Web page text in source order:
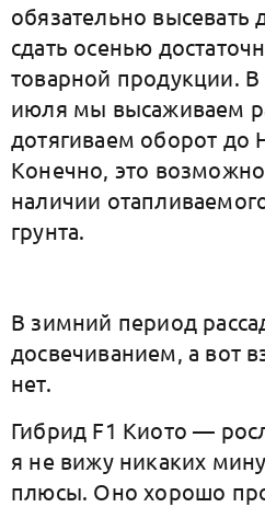
обязательно
сдать осенью
товарной продукции.
июля мы высаживаем
дотягиваем оборот до
Конечно, это
наличии
грунта.
В зимний период
досвечиванием, а вот
нет.
Гибрид F1 Киото —
я не вижу никаких
плюсы. Оно хорошо